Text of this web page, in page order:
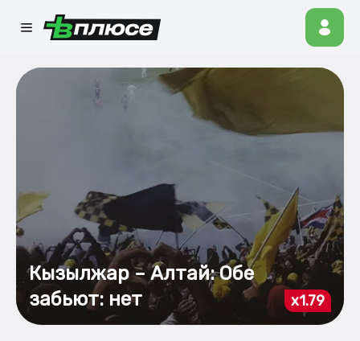
Кызылжар – Алтай: Обе
забьют: нет
x1.79